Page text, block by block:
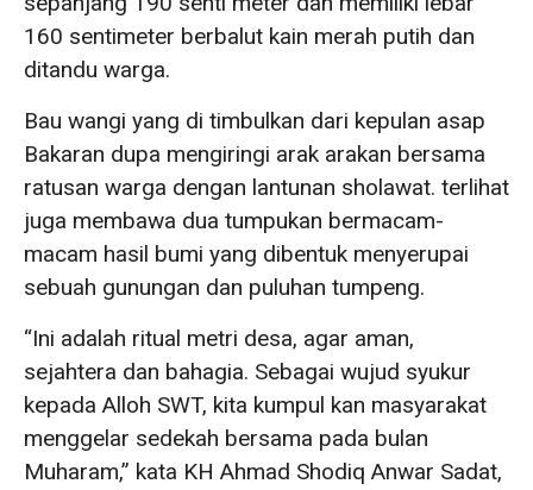
160 sentimeter berbalut kain merah putih dan
ditandu warga.
Bau wangi yang di timbulkan dari kepulan asap
Bakaran dupa mengiringi arak arakan bersama
ratusan warga dengan lantunan sholawat. terlihat
juga membawa dua tumpukan bermacam-
macam hasil bumi yang dibentuk menyerupai
sebuah gunungan dan puluhan tumpeng.
“Ini adalah ritual metri desa, agar aman,
sejahtera dan bahagia. Sebagai wujud syukur
kepada Alloh SWT, kita kumpul kan masyarakat
menggelar sedekah bersama pada bulan
Muharam,” kata KH Ahmad Shodiq Anwar Sadat,